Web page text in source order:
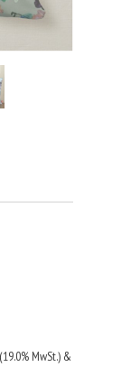
MwSt.) &